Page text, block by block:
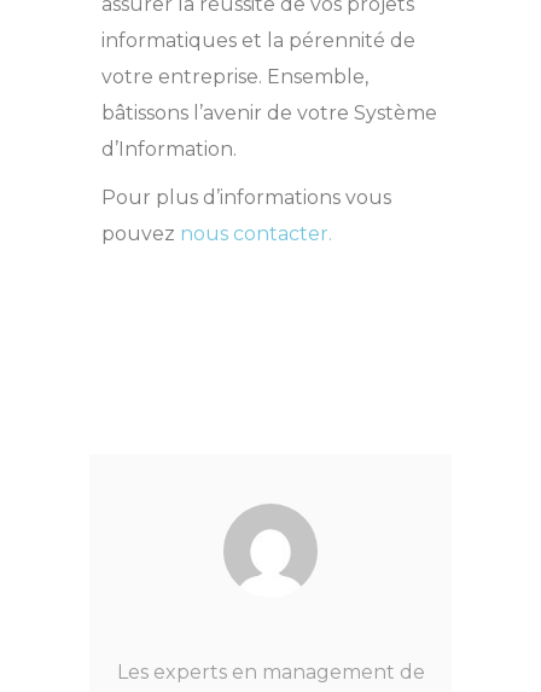
informatiques et la pérennité de
votre entreprise. Ensemble,
bâtissons l’avenir de votre Système
d’Information.
Pour plus d’informations vous
pouvez nous contacter.
Les experts en management de